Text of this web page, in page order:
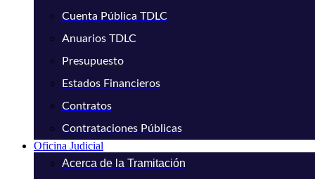
Cuenta Pública TDLC
Anuarios TDLC
Presupuesto
Estados Financieros
Contratos
Contrataciones Públicas
Oficina Judicial
Acerca de la Tramitación